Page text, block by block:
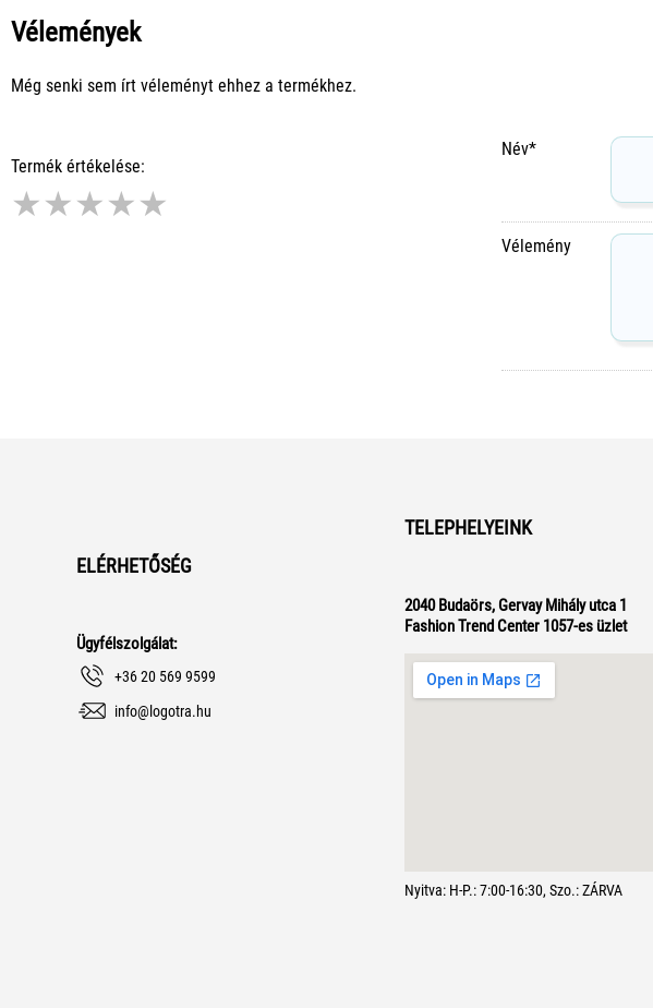
Vélemények
Még senki sem írt véleményt ehhez a termékhez.
Termék értékelése:
★★★★★
Név*
Vélemény
ELÉRHETŐSÉG
Ügyfélszolgálat:
+36 20 569 9599
info@logotra.hu
TELEPHELYEINK
2040 Budaörs, Gervay Mihály utca 1
Fashion Trend Center 1057-es üzlet
Nyitva: H-P.: 7:00-16:30, Szo.: ZÁRVA